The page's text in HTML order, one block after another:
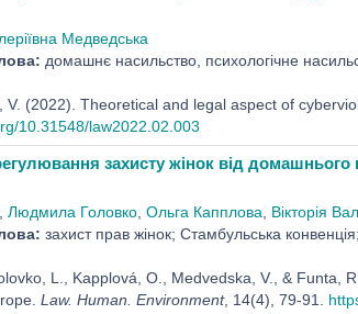
Медведська
домашнє насильство, психологічне
V. (2022). Theoretical and legal aspect of
10.31548/law2022.02.003
захисту жінок від домашнього
Людмила Головко, Ольга Капплова Вікторія
захист прав жінок; Стамбульська
L., Kapplová, O., Medvedska, V., & Funta,
Law. Human. Environment, 14(4), 79-91.